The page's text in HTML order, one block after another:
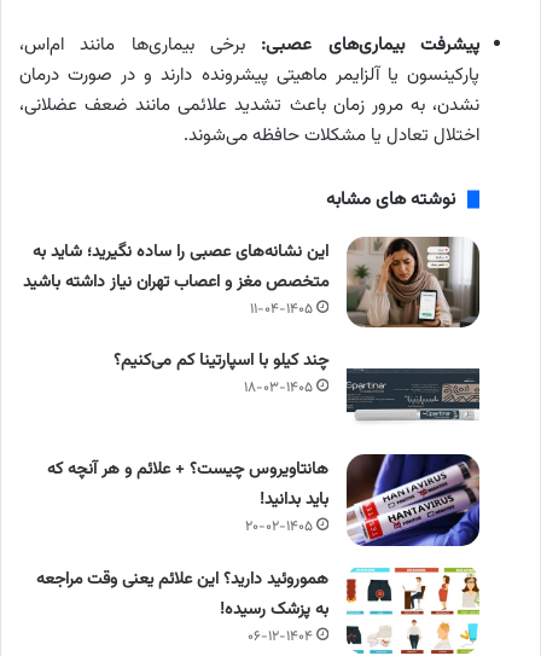
پیشرفت بیماری‌های عصبی: برخی بیماری‌ها مانند ام‌اس،
پارکینسون یا آلزایمر ماهیتی پیشرونده دارند و در صورت درمان
نشدن، به مرور زمان باعث تشدید علائمی مانند ضعف عضلانی،
اختلال تعادل یا مشکلات حافظه می‌شوند.
نوشته های مشابه
این نشانه‌های عصبی را ساده نگیرید؛ شاید به
متخصص مغز و اعصاب تهران نیاز داشته باشید
۱۱-۰۴-۱۴۰۵
چند کیلو با اسپارتینا کم می‌کنیم؟
۱۸-۰۳-۱۴۰۵
هانتاویروس چیست؟ + علائم و هر آنچه که
باید بدانید!
۲۰-۰۲-۱۴۰۵
هموروئید دارید؟ این علائم یعنی وقت مراجعه
به پزشک رسیده!
۰۶-۱۲-۱۴۰۴